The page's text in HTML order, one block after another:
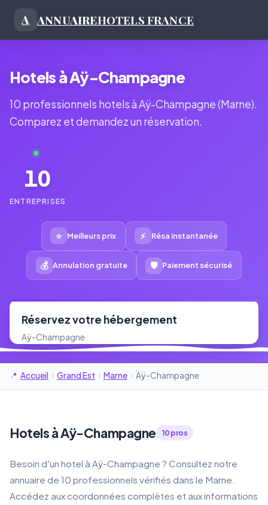
A ANNUAIREHOTELS FRANCE
Hotels à Aÿ-Champagne
10 professionnels hotels à Aÿ-Champagne (Marne).
Comparez et demandez un réservation.
10
ENTREPRISES
⭐ Meilleurs prix ⚡ Résa instantanée
💰 Annulation gratuite 🛡 Paiement sécurisé
Réservez votre hébergement
Aÿ-Champagne
Accueil Grand Est Marne Aÿ-Champagne
Hotels à Aÿ-Champagne 10 pros
Besoin d'un hotel à Aÿ-Champagne ? Consultez notre
annuaire de 10 professionnels vérifiés dans le Marne.
Accédez aux coordonnées complètes et aux informations